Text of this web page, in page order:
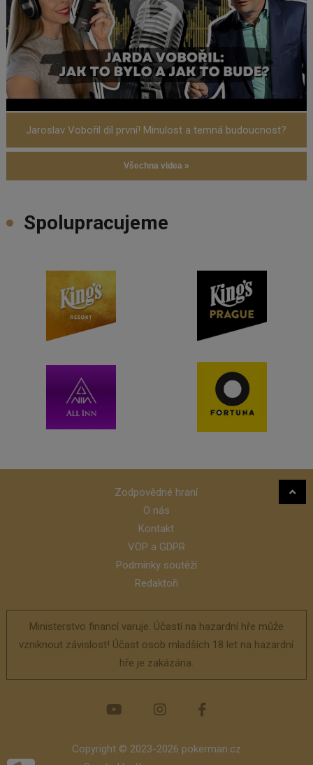
Jaroslav Vobořil díl první! Minulost a temná budoucnost?
Všechna videa »
Spolupracujeme
Zodpovědné hraní
O nás
Kontakt
VOP a GDPR
Podmínky soutěží
Redaktoři
Ministerstvo financí varuje: Účastí na hazardní hře může
vzniknout závislost! Účast osob mladších 18 let na hazardní
hře je zakázána.
Copyright © 2023-2026 pokerman.cz